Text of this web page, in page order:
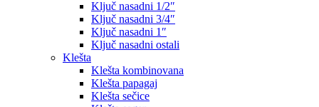
Ključ nasadni 1/2″
Ključ nasadni 3/4″
Ključ nasadni 1″
Ključ nasadni ostali
Klešta
Klešta kombinovana
Klešta papagaj
Klešta sečice